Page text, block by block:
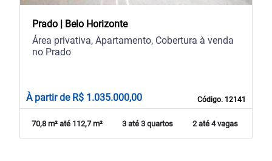
Prado | Belo Horizonte
Código. 12141
Área privativa, Apartamento, Cobertura à venda
no Prado
À partir de R$ 1.035.000,00
70,8 m² até 112,7 m² 3 até 3 quartos 2 até 4 vagas